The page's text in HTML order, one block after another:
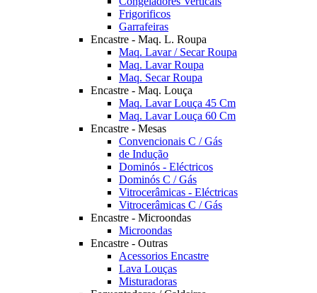
Frigorificos
Garrafeiras
Encastre - Maq. L. Roupa
Maq. Lavar / Secar Roupa
Maq. Lavar Roupa
Maq. Secar Roupa
Encastre - Maq. Louça
Maq. Lavar Louça 45 Cm
Maq. Lavar Louça 60 Cm
Encastre - Mesas
Convencionais C / Gás
de Indução
Dominós - Eléctricos
Dominós C / Gás
Vitrocerâmicas - Eléctricas
Vitrocerâmicas C / Gás
Encastre - Microondas
Microondas
Encastre - Outras
Acessorios Encastre
Lava Louças
Misturadoras